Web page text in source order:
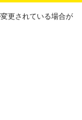
更されている場合が